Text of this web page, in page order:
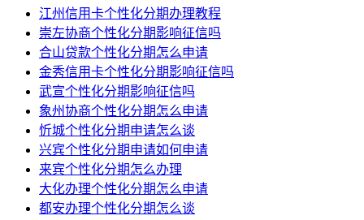
江州信用卡个性化分期办理教程
崇左协商个性化分期影响征信吗
合山贷款个性化分期怎么申请
金秀信用卡个性化分期影响征信吗
武宣个性化分期影响征信吗
象州协商个性化分期怎么申请
忻城个性化分期申请怎么谈
兴宾个性化分期申请如何申请
来宾个性化分期怎么办理
大化办理个性化分期怎么申请
都安办理个性化分期怎么谈